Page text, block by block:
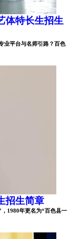
体特长生招生
业平台与名师引路？百色
招生简章
1980年更名为“百色县一